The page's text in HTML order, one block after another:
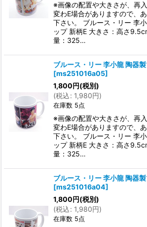
※画像の配置や大きさが、再
変わE場合がありますので、
下さい。 ブルース・リー 李
ップ 新柄E 大きさ：高さ
量：325…
ブルース・リー 李小龍 陶器
[ms251016a05]
1,800円(税別)
(税込: 1,980円)
在庫数 5点
※画像の配置や大きさが、再
変わE場合がありますので、
下さい。 ブルース・リー 李
ップ 新柄E 大きさ：高さ
量：325…
ブルース・リー 李小龍 陶器
[ms251016a04]
1,800円(税別)
(税込: 1,980円)
在庫数 5点